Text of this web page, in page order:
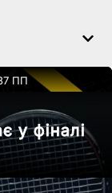
ПП
у фіналі